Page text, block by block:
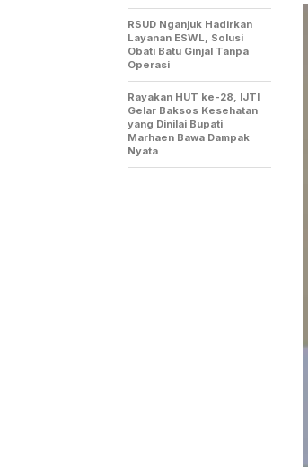
RSUD Nganjuk Hadirkan
Layanan ESWL, Solusi
Obati Batu Ginjal Tanpa
Operasi
Rayakan HUT ke-28, IJTI
Gelar Baksos Kesehatan
yang Dinilai Bupati
Marhaen Bawa Dampak
Nyata